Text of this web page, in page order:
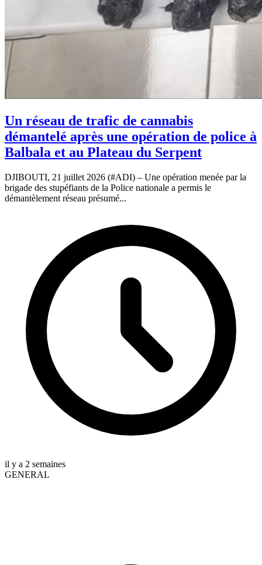
Un réseau de trafic de cannabis
démantelé après une opération de police à
Balbala et au Plateau du Serpent
DJIBOUTI, 21 juillet 2026 (#ADI) – Une opération menée par la
brigade des stupéfiants de la Police nationale a permis le
démantèlement réseau présumé...
il y a 2 semaines
GENERAL